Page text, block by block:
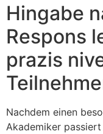
Hingabe
Respons
prazis
Nachdem einen
Akademiker